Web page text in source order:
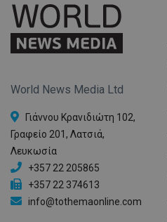
World News Media Ltd
Γιάννου Κρανιδιώτη 102,
Γραφείο 201, Λατσιά,
Λευκωσία
+357 22 205865
+357 22 374613
info@tothemaonline.com